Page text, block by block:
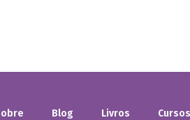
Blog Livros